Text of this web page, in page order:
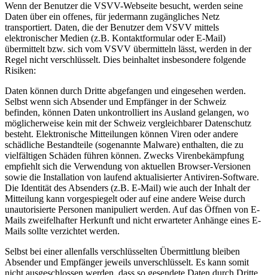
Wenn der Benutzer die VSVV-Webseite besucht, werden seine
Daten über ein offenes, für jedermann zugängliches Netz
transportiert. Daten, die der Benutzer dem VSVV mittels
elektronischer Medien (z.B. Kontaktformular oder E-Mail)
übermittelt bzw. sich vom VSVV übermitteln lässt, werden in der
Regel nicht verschlüsselt. Dies beinhaltet insbesondere folgende
Risiken:
Daten können durch Dritte abgefangen und eingesehen werden.
Selbst wenn sich Absender und Empfänger in der Schweiz
befinden, können Daten unkontrolliert ins Ausland gelangen, wo
möglicherweise kein mit der Schweiz vergleichbarer Datenschutz
besteht. Elektronische Mitteilungen können Viren oder andere
schädliche Bestandteile (sogenannte Malware) enthalten, die zu
vielfältigen Schäden führen können. Zwecks Virenbekämpfung
empfiehlt sich die Verwendung von aktuellen Browser-Versionen
sowie die Installation von laufend aktualisierter Antiviren-Software.
Die Identität des Absenders (z.B. E-Mail) wie auch der Inhalt der
Mitteilung kann vorgespiegelt oder auf eine andere Weise durch
unautorisierte Personen manipuliert werden. Auf das Öffnen von E-
Mails zweifelhafter Herkunft und nicht erwarteter Anhänge eines E-
Mails sollte verzichtet werden.
Selbst bei einer allenfalls verschlüsselten Übermittlung bleiben
Absender und Empfänger jeweils unverschlüsselt. Es kann somit